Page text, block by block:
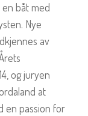
båt med
Nye
av
og juryen
at
en passion for